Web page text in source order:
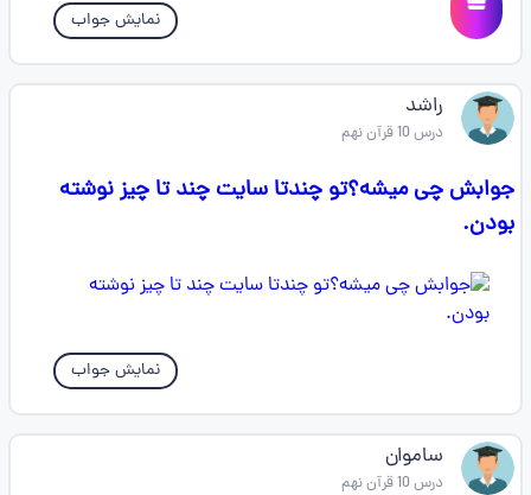
نمایش جواب
راشد
درس 10 قرآن نهم
جوابش چی میشه؟تو چندتا سایت چند تا چیز نوشته
بودن.
نمایش جواب
ساموان
درس 10 قرآن نهم